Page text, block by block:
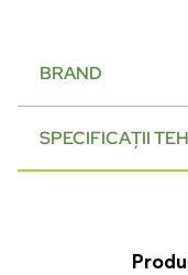
BRAND
SPECIFICAȚII